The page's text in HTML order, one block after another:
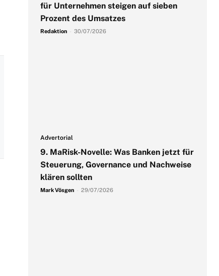
für Unternehmen steigen auf sieben
Prozent des Umsatzes
Redaktion 30/07/2026
Advertorial
9. MaRisk-Novelle: Was Banken jetzt für
Steuerung, Governance und Nachweise
klären sollten
Mark Vösgen 29/07/2026